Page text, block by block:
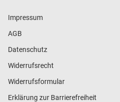
Impressum
AGB
Datenschutz
Widerrufsrecht
Widerrufsformular
Erklärung zur Barrierefreiheit